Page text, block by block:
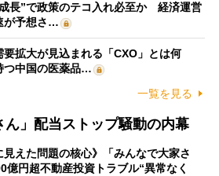
長”で政策のテコ入れ必至か 経済運営
が予想さ…
要拡大が見込まれる「CXO」とは何
中国の医薬品…
一覧を見る
ん」配当ストップ騒動の内幕
見えた問題の核心》「みんなで大家さ
億円超不動産投資トラブル“異常なく